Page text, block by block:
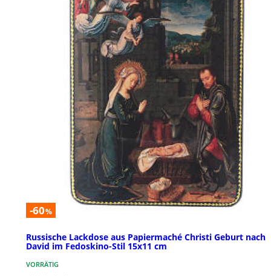
-60%
Russische Lackdose aus Papiermaché Christi Geburt nach
David im Fedoskino-Stil 15x11 cm
VORRÄTIG